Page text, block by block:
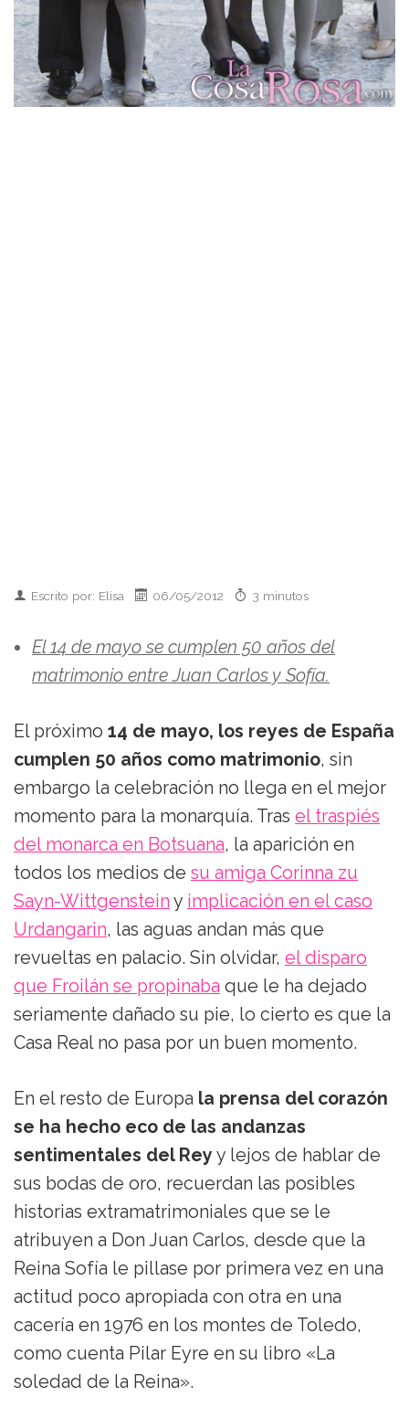
Escrito por: Elisa 06/05/2012 3 minutos
El 14 de mayo se cumplen 50 años del
matrimonio entre Juan Carlos y Sofía.
El próximo 14 de mayo, los reyes de España
cumplen 50 años como matrimonio, sin
embargo la celebración no llega en el mejor
momento para la monarquía. Tras el traspiés
del monarca en Botsuana, la aparición en
todos los medios de su amiga Corinna zu
Sayn-Wittgenstein y implicación en el caso
Urdangarin, las aguas andan más que
revueltas en palacio. Sin olvidar, el disparo
que Froilán se propinaba que le ha dejado
seriamente dañado su pie, lo cierto es que la
Casa Real no pasa por un buen momento.
En el resto de Europa la prensa del corazón
se ha hecho eco de las andanzas
sentimentales del Rey y lejos de hablar de
sus bodas de oro, recuerdan las posibles
historias extramatrimoniales que se le
atribuyen a Don Juan Carlos, desde que la
Reina Sofía le pillase por primera vez en una
actitud poco apropiada con otra en una
cacería en 1976 en los montes de Toledo,
como cuenta Pilar Eyre en su libro «La
soledad de la Reina».